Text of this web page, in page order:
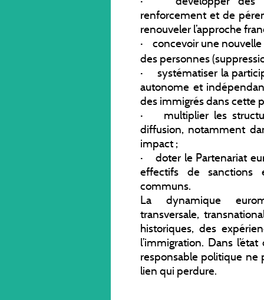
renforcement et de
renouveler l’approche
· concevoir une
des personnes
· systématiser la
autonome et
des immigrés dans cette
· multiplier les
diffusion, notamment
impact ;
· doter le Partenariat
effectifs de sanctions
communs.
La dynamique
transversale,
historiques, des
l’immigration. Dans
responsable politique ne
lien qui perdure.